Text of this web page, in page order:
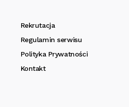
Rekrutacja
Regulamin serwisu
Polityka Prywatności
Kontakt